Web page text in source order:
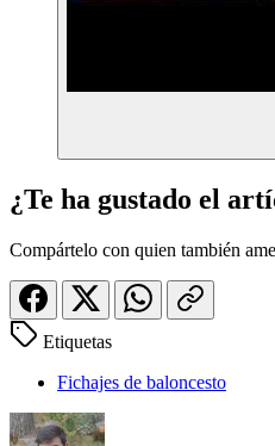
¿Te ha gustado el
Compártelo con quien también
Etiquetas
Fichajes de baloncesto